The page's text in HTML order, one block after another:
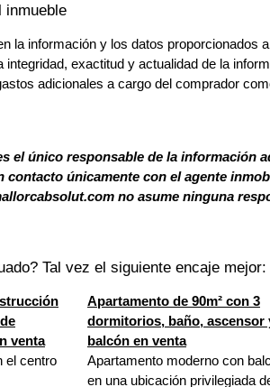
inmueble
la información y los datos proporcionados
integridad, exactitud y actualidad de la
adicionales a cargo del comprador
el único responsable de la información
contacto únicamente con el agente
no asume ninguna
Tal vez el siguiente encaje mejor:
venta
el centro
Apartamento de 90m² con 3
dormitorios, baño, ascensor
balcón en venta
Apartamento moderno con
en una ubicación privilegiada